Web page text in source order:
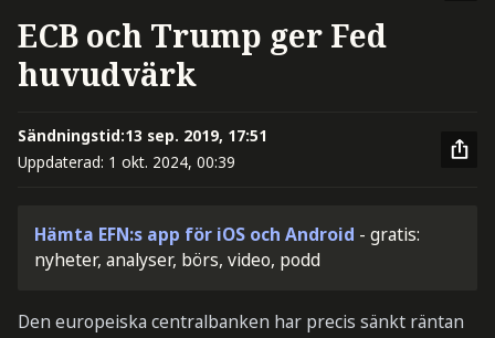
ECB och Trump ger Fed
huvudvärk
Sändningstid:13 sep. 2019, 17:51
Uppdaterad: 1 okt. 2024, 00:39
Hämta EFN:s app för iOS och Android - gratis:
nyheter, analyser, börs, video, podd
Den europeiska centralbanken har precis sänkt räntan